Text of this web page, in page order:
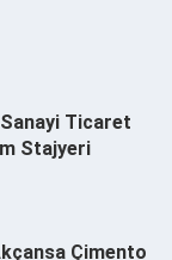
Ticaret
Stajyeri
Çimento